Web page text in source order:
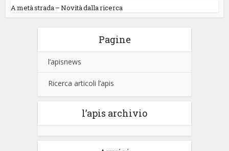
A metà strada – Novità dalla ricerca
Pagine
l’apisnews
Ricerca articoli l’apis
l’apis archivio